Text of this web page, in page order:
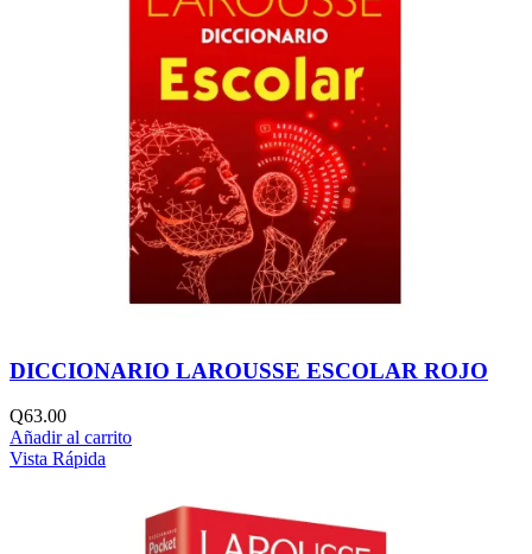
DICCIONARIO LAROUSSE ESCOLAR ROJO
Q63.00
Añadir al carrito
Vista Rápida